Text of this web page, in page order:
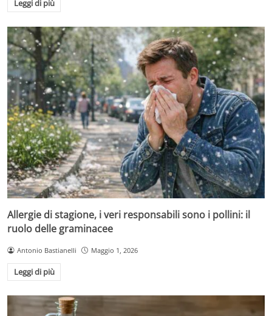
Leggi di più
Allergie di stagione, i veri responsabili sono i pollini: il
ruolo delle graminacee
Antonio Bastianelli Maggio 1, 2026
Leggi di più